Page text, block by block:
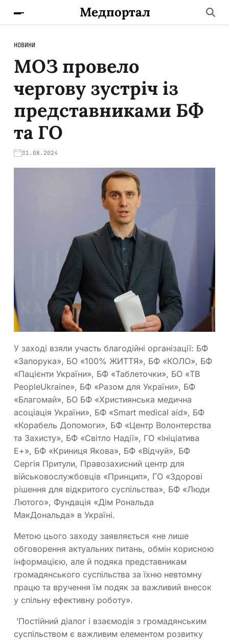
Медпортал
НОВИНИ
МОЗ провело
чергову зустріч із
представниками БФ
та ГО
31.08.2024
У заході взяли участь благодійні організації: БФ
«Запорука», БО «100% ЖИТТЯ», БФ «КОЛО», БФ
«Пацієнти України», БФ «Таблеточки», БО «ТВ
PeopleUkraine», БФ «Разом для України», БФ
«Благомай», БО БФ «Християнська медична
асоціація України», БФ «Smart medical aid», БФ
«Корабель Допомоги», БФ «Центр Волонтерства
та Захисту», БФ «Світло Надії», ГО «Ініціатива
Е+», БФ «Криниця Якова», БФ «Відчуй», БФ
Сергія Притули, Правозахисний центр для
військовослужбовців «Принцип», ГО «Здорові
рішення для відкритого суспільства», БФ «Люди
Лютого», Фундація «Дім Рональда
МакДональда» в Україні.
Метою цього заходу заявляється «не лише
обговорення актуальних питань, обмін корисною
інформацією, але й подяка представникам
громадянського суспільства за їхню невтомну
працю та вручення їм подяк за важливий внесок
у спільну ефективну роботу».
ʼПостійний діалог і взаємодія з громадянським
суспільством є важливим елементом розвитку